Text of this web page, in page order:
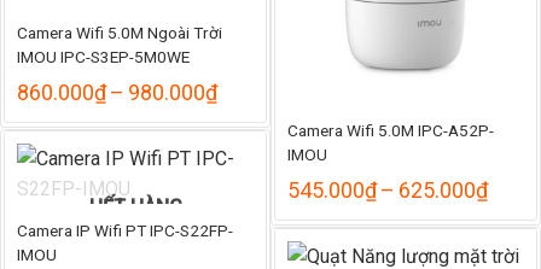
Camera Wifi 5.0M Ngoài Trời
IMOU IPC-S3EP-5M0WE
860.000₫– 980.000₫Khoảng
từ
860.000₫
980.000₫
Camera Wifi 5.0M IPC-A52P-
IMOU
545.000₫– 625.000₫
từ
HẾT HÀNG
Camera IP Wifi PT IPC-S22FP-
IMOU